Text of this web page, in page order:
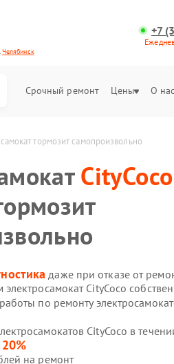
Челябинск
+7
Срочный ремонт Цены О
тормозит самопроизвольно
CityCoco
даже при отказе от
CityCoco
по ремонту
CityCoco в
20%
на ремонт